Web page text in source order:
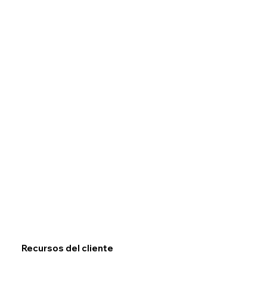
Recursos del cliente